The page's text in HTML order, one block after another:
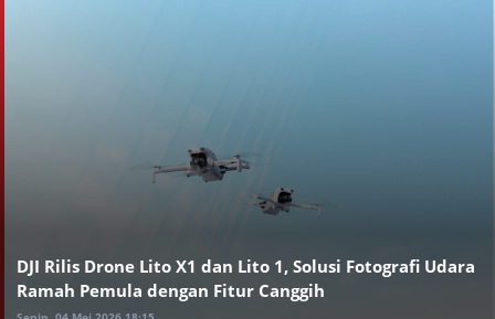
DJI Rilis Drone Lito X1 dan Lito 1, Solusi Fotografi Udara
Ramah Pemula dengan Fitur Canggih